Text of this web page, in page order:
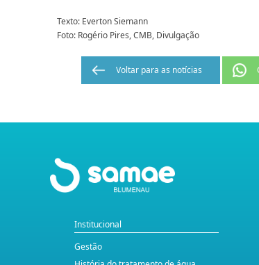
Texto: Everton Siemann
Foto: Rogério Pires, CMB, Divulgação
Voltar para as notícias
Institucional
Gestão